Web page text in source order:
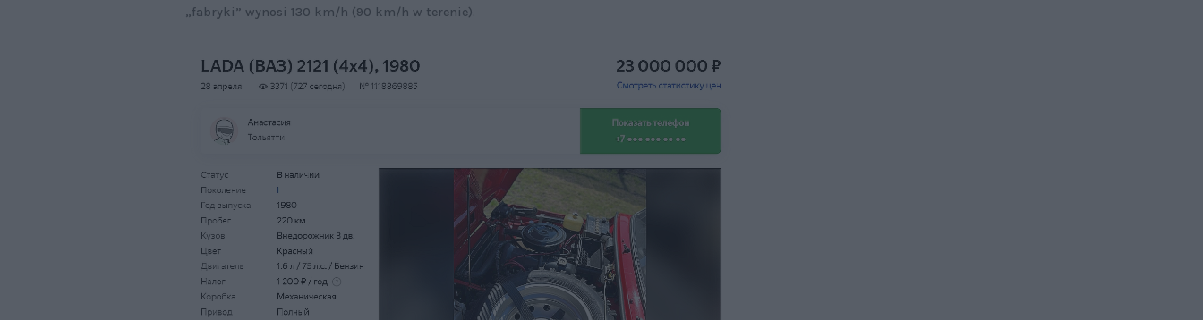
„fabryki” wynosi 130 km/h (90 km/h w terenie).